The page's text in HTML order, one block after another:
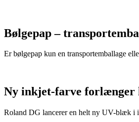
Bølgepap –
Er bølgepap kun en transportemballage
Ny inkjet-farve forlænger
Roland DG lancerer en helt ny UV-blæk i